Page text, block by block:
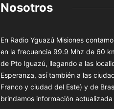
Nosotros
En Radio Yguazú Misiones
en la frecuencia 99.9 Mhz de 60
de Pto Iguazú, llegando a las
Esperanza, así también a las
Franco y ciudad del Este) y de
brindamos información